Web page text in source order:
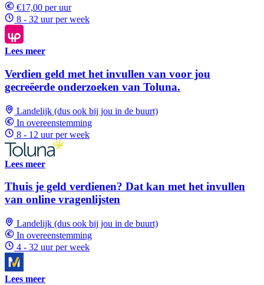
€17,00 per uur
8 - 32 uur per week
Lees meer
Verdien geld met het invullen van voor jou
gecreëerde onderzoeken van Toluna.
Landelijk (dus ook bij jou in de buurt)
In overeenstemming
8 - 12 uur per week
Lees meer
Thuis je geld verdienen? Dat kan met het invullen
van online vragenlijsten
Landelijk (dus ook bij jou in de buurt)
In overeenstemming
4 - 32 uur per week
Lees meer